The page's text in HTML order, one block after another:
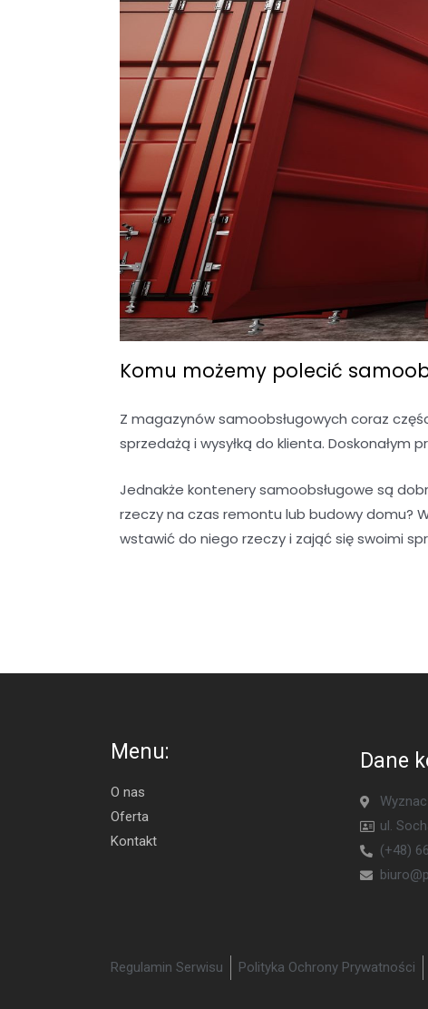
Komu możemy polecić
Z magazynów samoobsługowych coraz
sprzedażą i wysyłką do klienta. Doskonałym
Jednakże kontenery samoobsługowe są
rzeczy na czas remontu lub budowy domu?
wstawić do niego rzeczy i zająć się swoimi
Menu:
O nas
Oferta
Kontakt
Dane
ul.
(+48)
Regulamin Serwisu Polityka Ochrony Prywatności